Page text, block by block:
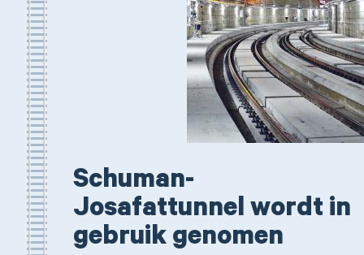
Schuman-
Josafattunnel wordt in
gebruik genomen